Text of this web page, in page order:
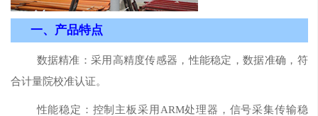
一、 产品特点
数据精准：采用高精度传感器，性能稳定，数据准确，符
合计量院校准认证。
性能稳定：控制主板采用ARM处理器，信号采集传输稳